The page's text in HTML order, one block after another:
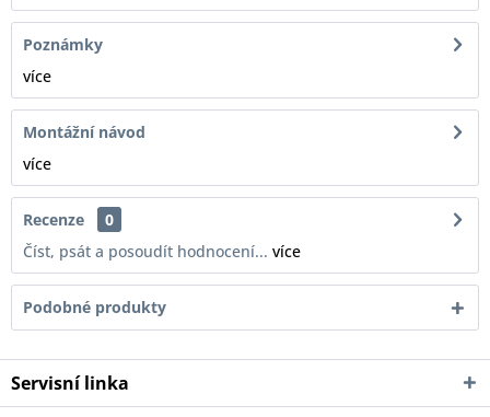
Poznámky
více
Montážní návod
více
Recenze
0
Číst, psát a posoudít hodnocení... více
Podobné produkty
Servisní linka